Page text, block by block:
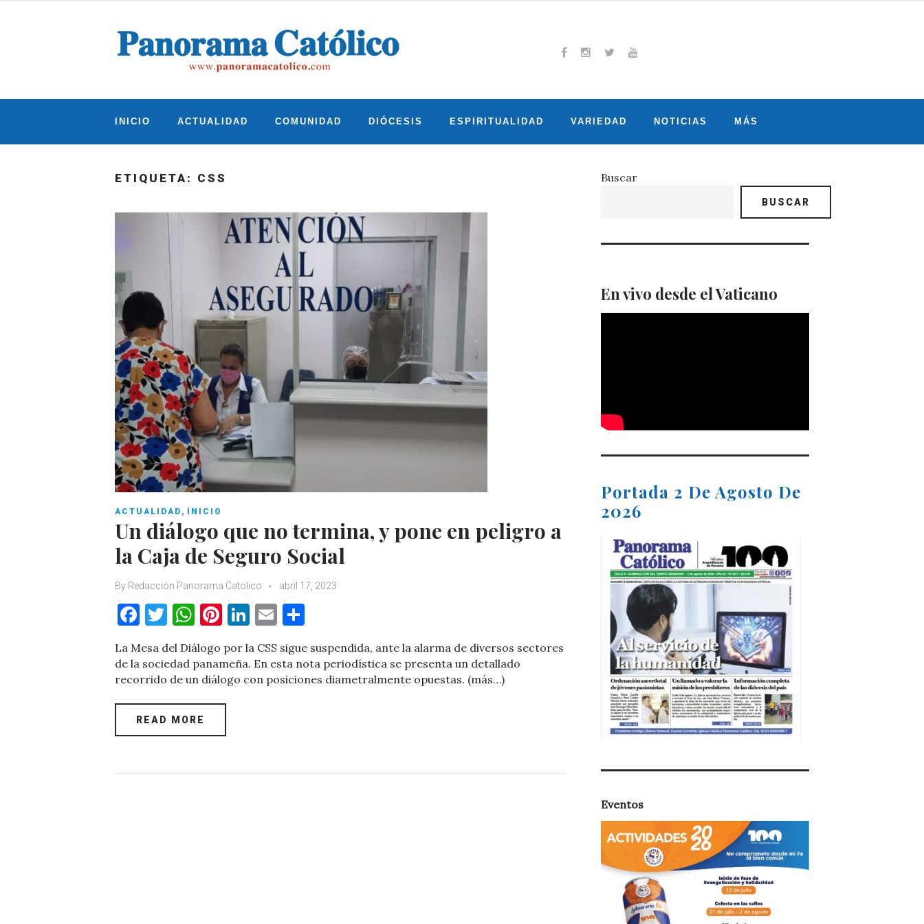
INICIO ACTUALIDAD COMUNIDAD DIÓCESIS ESPIRITUALIDAD VARIEDAD NOTICIAS MÁS
ETIQUETA: CSS
ACTUALIDAD , INICIO
Un diálogo que no termina, y pone en peligro a
la Caja de Seguro Social
By Redacción Panorama Catolico abril 17, 2023
F
a
c
e
b
o
k
T
w
it
te
r
W
h
at
s
A
p
Pi
er
es
t
Li
n
k
e
E
m
ai
l
m
p
La Mesa del Diálogo por la CSS sigue suspendida, ante la alarma de diversos sectores
de la sociedad panameña. En esta nota periodística se presenta un detallado
recorrido de un diálogo con posiciones diametralmente opuestas. (más…)
READ MORE
Buscar
BUSCAR
En vivo desde el Vaticano
Portada 2 De Agosto De
2026
Eventos